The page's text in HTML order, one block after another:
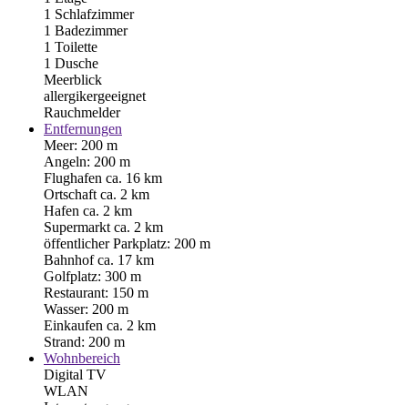
1 Schlafzimmer
1 Badezimmer
1 Toilette
1 Dusche
Meerblick
allergikergeeignet
Rauchmelder
Entfernungen
Meer: 200 m
Angeln: 200 m
Flughafen ca. 16 km
Ortschaft ca. 2 km
Hafen ca. 2 km
Supermarkt ca. 2 km
öffentlicher Parkplatz: 200 m
Bahnhof ca. 17 km
Golfplatz: 300 m
Restaurant: 150 m
Wasser: 200 m
Einkaufen ca. 2 km
Strand: 200 m
Wohnbereich
Digital TV
WLAN